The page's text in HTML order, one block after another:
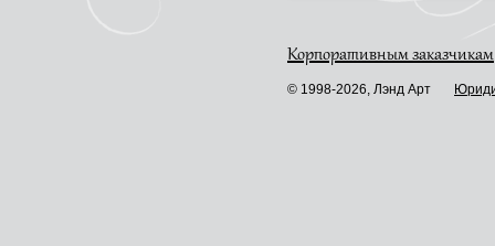
Корпоративным заказчикам
© 1998-2026, Лэнд Арт